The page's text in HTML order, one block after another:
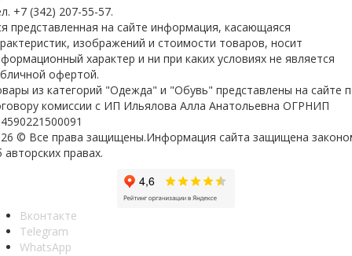
+7 (342) 207-55-57.
представленная на сайте информация, касающаяся
изображений и стоимости товаров, носит
характер и ни при каких условиях не является
офертой.
из категорий "Одежда" и "Обувь" представлены на сайте
комиссии с ИП Ильялова Алла Анатольевна ОГРНИП
© Все права защищены.Информация сайта защищена
авторских правах.
Вконтакте
Telegram
WhatsApp